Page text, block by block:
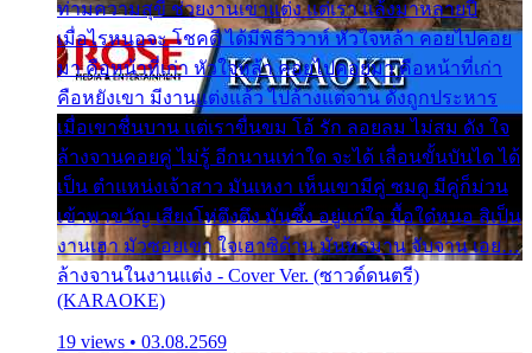
ท่ามความสุขี ช่วยงานเขาแต่ง แต่เรา แล้งมาหลายปี
เมื่อไรหนอจะ โชคดี ได้มีพิธีวิวาห์ หัวใจหล้า คอยไปคอย
มา คือหน้าที่เก่า หัวใจหล้า คอยไปคอยมา คือหน้าที่เก่า
คือหยังเขา มีงานแต่งแล้ว ไปล้างแต่จาน ดั่งถูกประหาร
เมื่อเขาชื่นบาน แต่เราขื่นขม โอ้ รัก ลอยลม ไม่สม ดัง ใจ
ล้างจานคอยคู่ ไม่รู้ อีกนานเท่าใด จะได้ เลื่อนขั้นบันได ได้
เป็น ตำแหน่งเจ้าสาว มันเหงา เห็นเขามีคู่ ซมดู มีคู่ก็ม่วน
เข้าพาขวัญ เสียงโห่ตึงตึง มันซึ้ง อยู่แก่ใจ มื้อใด๋หนอ สิเป็น
งานเฮา มัวซอยเขา ใจเฮาซิด้าน มันทรมาน จับจาน เอย…
ล้างจานในงานแต่ง - Cover Ver. (ซาวด์ดนตรี)
(KARAOKE)
19 views • 03.08.2569